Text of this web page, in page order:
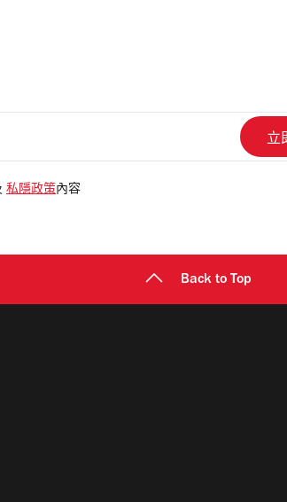
私隱政策 內容
Back to Top